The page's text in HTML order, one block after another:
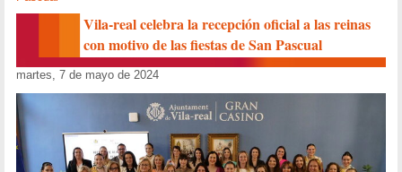
Vila-real celebra la recepción oficial a las reinas
con motivo de las fiestas de San Pascual
martes, 7 de mayo de 2024